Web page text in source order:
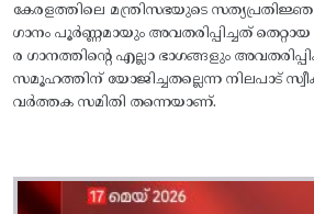
കേരളത്തിലെ മന്ത്രിസഭയുടെ സത്യപ്രതിജ്ഞ
ഗാനം പൂര്‍ണ്ണമായും അവതരിപ്പിച്ചത്‌
ര ഗാനത്തിന്റെ എല്ലാ ഭാഗങ്ങളും
സമൂഹത്തിന്‌ യോജിച്ചതല്ലെന്ന നിലപാട്‌
വര്‍ത്തക സമിതി തന്നെയാണ്‌.